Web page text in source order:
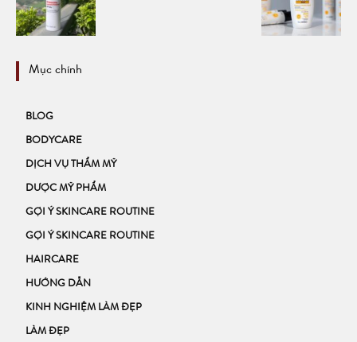
Mục chính
BLOG
BODYCARE
DỊCH VỤ THẨM MỸ
DƯỢC MỸ PHẨM
GỢI Ý SKINCARE ROUTINE
GỢI Ý SKINCARE ROUTINE
HAIRCARE
HƯỚNG DẪN
KINH NGHIỆM LÀM ĐẸP
LÀM ĐẸP